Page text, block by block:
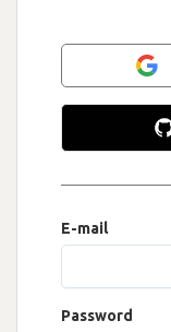
E-mail
Password